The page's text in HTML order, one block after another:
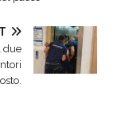
due